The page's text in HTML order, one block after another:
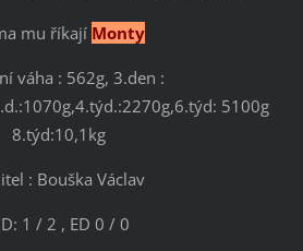
mu říkají Monty
váha : 562g, 3.den :
5100g
8.týd:10,1kg
: Bouška Václav
1 / 2 , ED 0 / 0